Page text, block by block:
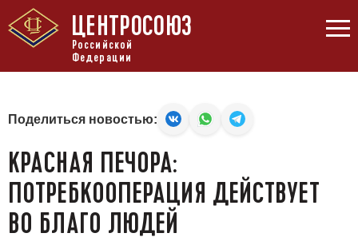
ЦЕНТРОСОЮЗ
Российской
Федерации
Поделиться новостью:
КРАСНАЯ ПЕЧОРА:
ПОТРЕБКООПЕРАЦИЯ ДЕЙСТВУЕТ
ВО БЛАГО ЛЮДЕЙ